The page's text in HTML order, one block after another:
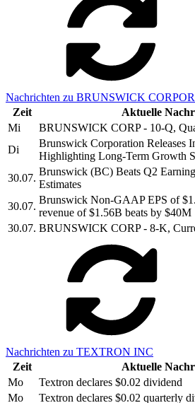
Nachrichten zu BRUNSWICK
Zeit
Aktuelle
Mi
BRUNSWICK CORP - 10-Q,
Di
Brunswick Corporation Releases
Highlighting Long-Term Growth
30.07.
Brunswick (BC) Beats Q2
Estimates
30.07.
Brunswick Non-GAAP EPS of
revenue of $1.56B beats by $40M
30.07. BRUNSWICK CORP - 8-K,
Nachrichten zu TEXTRON INC
Zeit
Aktuelle
Mo
Textron declares $0.02 dividend
Mo
Textron declares $0.02 quarterly